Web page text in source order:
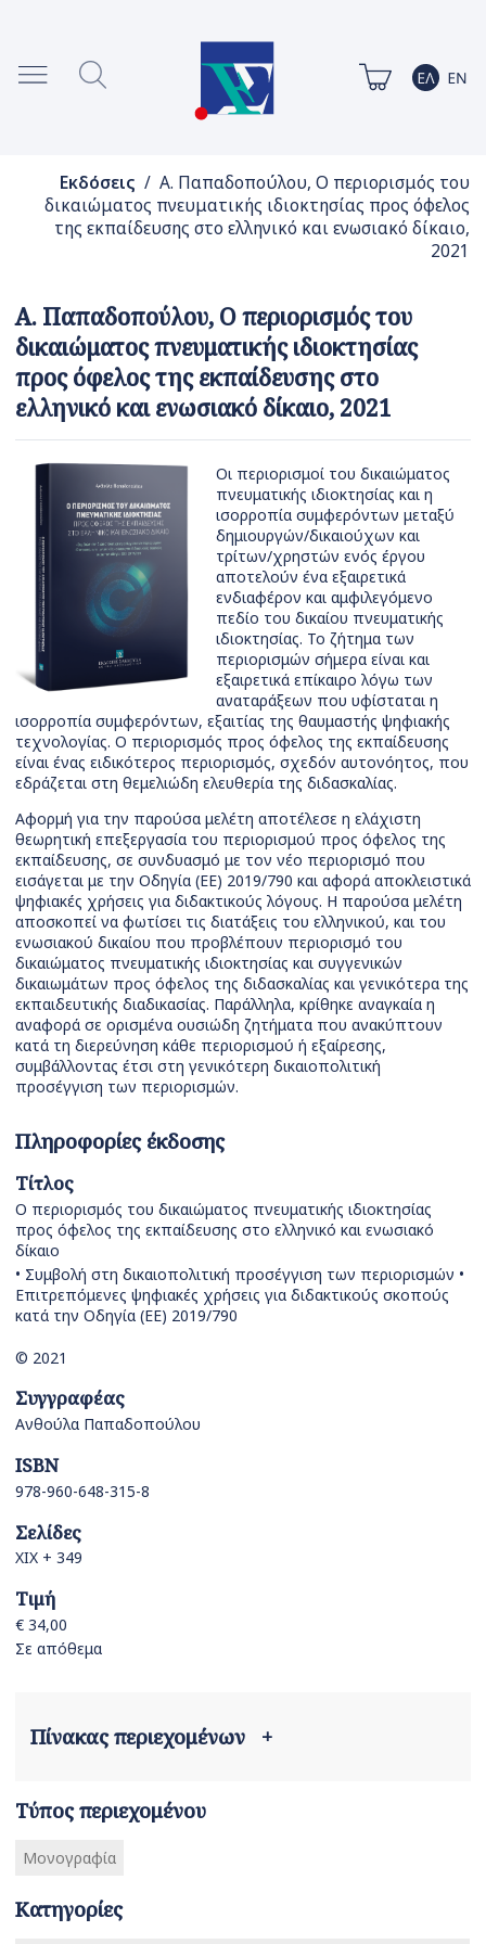
Εκδόσεις / Α. Παπαδοπούλου, Ο περιορισμός του
δικαιώματος πνευματικής ιδιοκτησίας προς όφελος
της εκπαίδευσης στο ελληνικό και ενωσιακό δίκαιο,
2021
Α. Παπαδοπούλου, Ο περιορισμός του
δικαιώματος πνευματικής ιδιοκτησίας
προς όφελος της εκπαίδευσης στο
ελληνικό και ενωσιακό δίκαιο, 2021
Οι περιορισμοί του δικαιώματος
πνευματικής ιδιοκτησίας και η
ισορροπία συμφερόντων μεταξύ
δημιουργών/δικαιούχων και
τρίτων/χρηστών ενός έργου
αποτελούν ένα εξαιρετικά
ενδιαφέρον και αμφιλεγόμενο
πεδίο του δικαίου πνευματικής
ιδιοκτησίας. Το ζήτημα των
περιορισμών σήμερα είναι και
εξαιρετικά επίκαιρο λόγω των
αναταράξεων που υφίσταται η
ισορροπία συμφερόντων, εξαιτίας της θαυμαστής ψηφιακής
τεχνολογίας. Ο περιορισμός προς όφελος της εκπαίδευσης
είναι ένας ειδικότερος περιορισμός, σχεδόν αυτονόητος, που
εδράζεται στη θεμελιώδη ελευθερία της διδασκαλίας.
Αφορμή για την παρούσα μελέτη αποτέλεσε η ελάχιστη
θεωρητική επεξεργασία του περιορισμού προς όφελος της
εκπαίδευσης, σε συνδυασμό με τον νέο περιορισμό που
εισάγεται με την Οδηγία (ΕΕ) 2019/790 και αφορά αποκλειστικά
ψηφιακές χρήσεις για διδακτικούς λόγους. Η παρούσα μελέτη
αποσκοπεί να φωτίσει τις διατάξεις του ελληνικού, και του
ενωσιακού δικαίου που προβλέπουν περιορισμό του
δικαιώματος πνευματικής ιδιοκτησίας και συγγενικών
δικαιωμάτων προς όφελος της διδασκαλίας και γενικότερα της
εκπαιδευτικής διαδικασίας. Παράλληλα, κρίθηκε αναγκαία η
αναφορά σε ορισμένα ουσιώδη ζητήματα που ανακύπτουν
κατά τη διερεύνηση κάθε περιορισμού ή εξαίρεσης,
συμβάλλοντας έτσι στη γενικότερη δικαιοπολιτική
προσέγγιση των περιορισμών.
Πληροφορίες έκδοσης
Τίτλος
Ο περιορισμός του δικαιώματος πνευματικής ιδιοκτησίας
προς όφελος της εκπαίδευσης στο ελληνικό και ενωσιακό
δίκαιο
• Συμβολή στη δικαιοπολιτική προσέγγιση των περιορισμών •
Επιτρεπόμενες ψηφιακές χρήσεις για διδακτικούς σκοπούς
κατά την Οδηγία (ΕΕ) 2019/790
© 2021
Συγγραφέας
Ανθούλα Παπαδοπούλου
ISBN
978-960-648-315-8
Σελίδες
ΧΙΧ + 349
Τιμή
€ 34,00
Σε απόθεμα
Πίνακας περιεχομένων +
Τύπος περιεχομένου
Μονογραφία
Κατηγορίες